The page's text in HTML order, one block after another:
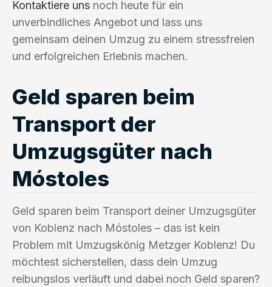
Kontaktiere uns noch heute für ein
unverbindliches Angebot und lass uns
gemeinsam deinen Umzug zu einem stressfreien
und erfolgreichen Erlebnis machen.
Geld sparen beim
Transport der
Umzugsgüter nach
Móstoles
Geld sparen beim Transport deiner Umzugsgüter
von Koblenz nach Móstoles – das ist kein
Problem mit Umzugskönig Metzger Koblenz! Du
möchtest sicherstellen, dass dein Umzug
reibungslos verläuft und dabei noch Geld sparen?